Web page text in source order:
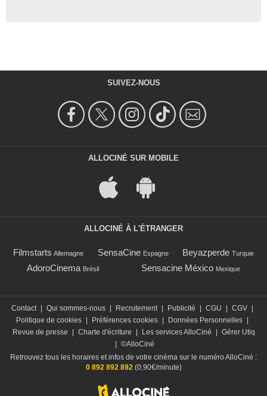
SUIVEZ-NOUS
ALLOCINÉ SUR MOBILE
ALLOCINÉ À L'ÉTRANGER
Filmstarts Allemagne SensaCine Espagne Beyazperde Turquie
AdoroCinema Brésil Sensacine México Mexique
Contact | Qui sommes-nous | Recrutement | Publicité | CGU | CGV |
Politique de cookies | Préférences cookies | Données Personnelles |
Revue de presse
| Charte d'écriture | Les services AlloCiné | Gérer Utiq
| ©AlloCiné
Retrouvez tous les horaires et infos de votre cinéma sur le numéro AlloCiné :
0 892 892 892 (0,90€/minute)